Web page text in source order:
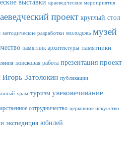
выставки краеведческие мероприятия
проект круглый стол
методические разработки молодежь музей
памятник архитектуры памятники
поисковая работа презентация проект
Игорь Затолокин публикации
храм туризм увековечивание
сотрудничество церковное искусство
экспедиция юбилей